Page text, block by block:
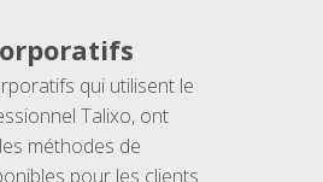
qui utilisent le
Talixo, ont
méthodes de
pour les clients